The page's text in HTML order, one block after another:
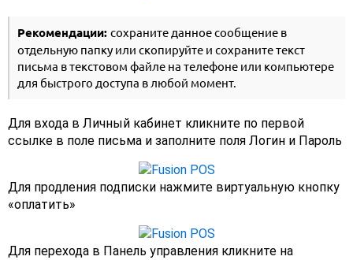
Рекомендации: сохраните данное сообщение в
отдельную папку или скопируйте и сохраните текст
письма в текстовом файле на телефоне или компьютере
для быстрого доступа в любой момент.
Для входа в Личный кабинет кликните по первой
ссылке в поле письма и заполните поля Логин и Пароль
Для продления подписки нажмите виртуальную кнопку
«оплатить»
Для перехода в Панель управления кликните на